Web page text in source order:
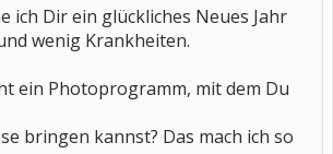
ich Dir ein glückliches Neues Jahr
wenig Krankheiten.
ein Photoprogramm, mit dem Du
bringen kannst? Das mach ich so